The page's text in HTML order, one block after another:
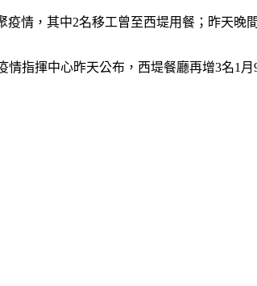
情，其中2名移工曾至西堤用餐；昨天晚
指揮中心昨天公布，西堤餐廳再增3名1